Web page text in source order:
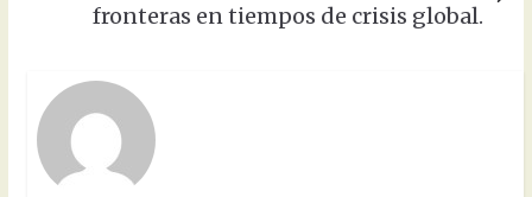
fronteras en tiempos de crisis global.